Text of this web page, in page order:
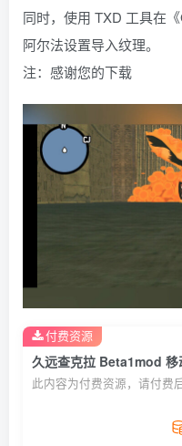
同时，使用 TXD 工具在
阿尔法设置导入纹理。
注：感谢您的下载
久远查克拉 Beta1mod 移
此内容为付费资源，请付费
付费资源